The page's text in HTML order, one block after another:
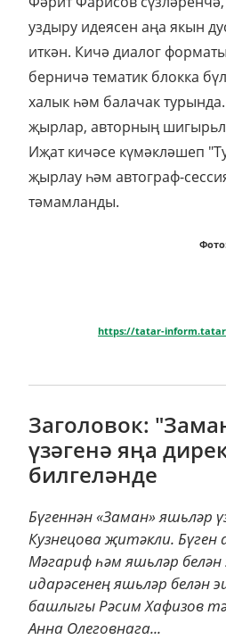
уздыру идеясен аңа якын
иткән. Кичә диалог
берничә тематик блокка
халык һәм балачак
җырлар, авторның
Иҗат кичәсе күмәкләшеп
җырлау һәм автограф-
тәмамланды.
https://tatar-inform.tatar/
Заголовок:
үзәгенә яңа
билгеләнде
Бүгеннән «Заман» яшьләр
Кузнецова җитәкли. Бүген
Мәгариф һәм яшьләр белән
идарәсенең яшьләр белән
башлыгы Рәсим Хафизов
Анна Олеговнага...